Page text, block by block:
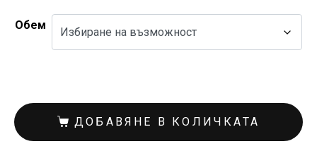
Обем
ДОБАВЯНЕ В КОЛИЧКАТА